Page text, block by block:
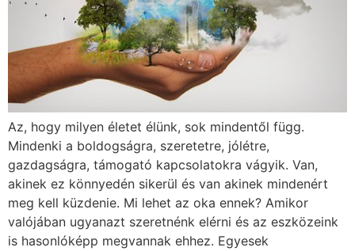
Az, hogy milyen életet élünk, sok mindentől függ.
Mindenki a boldogságra, szeretetre, jólétre,
gazdagságra, támogató kapcsolatokra vágyik. Van,
akinek ez könnyedén sikerül és van akinek mindenért
meg kell küzdenie. Mi lehet az oka ennek? Amikor
valójában ugyanazt szeretnénk elérni és az eszközeink
is hasonlóképp megvannak ehhez. Egyesek